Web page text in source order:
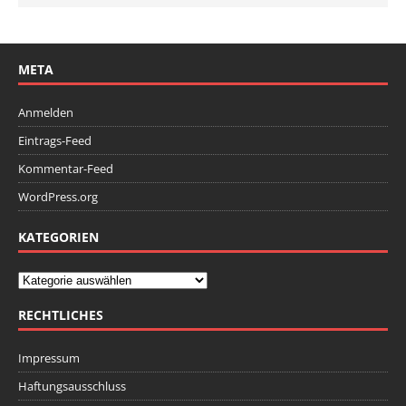
META
Anmelden
Eintrags-Feed
Kommentar-Feed
WordPress.org
KATEGORIEN
RECHTLICHES
Impressum
Haftungsausschluss